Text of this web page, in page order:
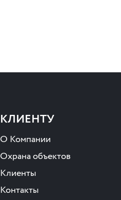
КЛИЕНТУ
О Компании
Охрана объектов
Клиенты
Контакты